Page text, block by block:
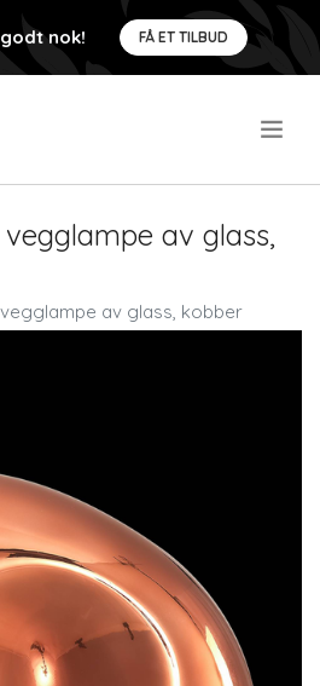
nok! FÅ ET TILBUD
av glass,
av glass, kobber